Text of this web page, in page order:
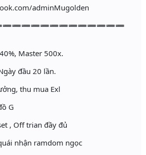
adminMugolden
Master 500x.
đầu 20 lần.
thu mua Exl
G
, Off trian đầy đủ
nhận ramdom ngọc